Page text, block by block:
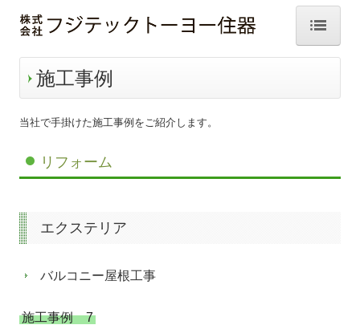
サービス案内
施工事例
水まわり
リビング・寝室
施工事例
当社で手掛けた施工事例をご紹介します。
リフォーム
エクステリア
バルコニー屋根工事
施工事例 7